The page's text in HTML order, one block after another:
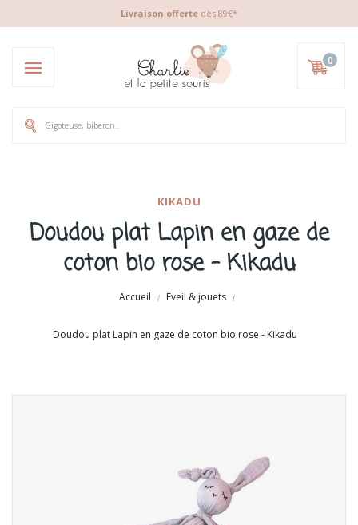
Livraison offerte dès 89€*
0
KIKADU
Doudou plat Lapin en gaze de
coton bio rose - Kikadu
Accueil Eveil & jouets
Doudou plat Lapin en gaze de coton bio rose - Kikadu